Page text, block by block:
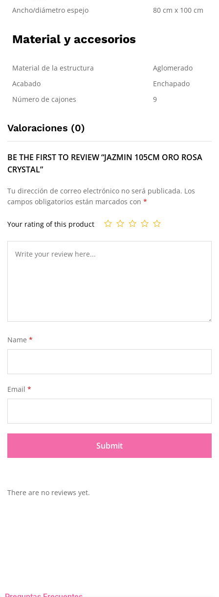
Ancho/diámetro espejo
80 cm x 100 cm
Material y accesorios
Material de la estructura
Aglomerado
Acabado
Enchapado
Número de cajones
9
Valoraciones (0)
BE THE FIRST TO REVIEW “JAZMIN 105CM ORO ROSA
CRYSTAL”
Tu dirección de correo electrónico no será publicada. Los
campos obligatorios están marcados con *
Your rating of this product
Name *
Email *
There are no reviews yet.